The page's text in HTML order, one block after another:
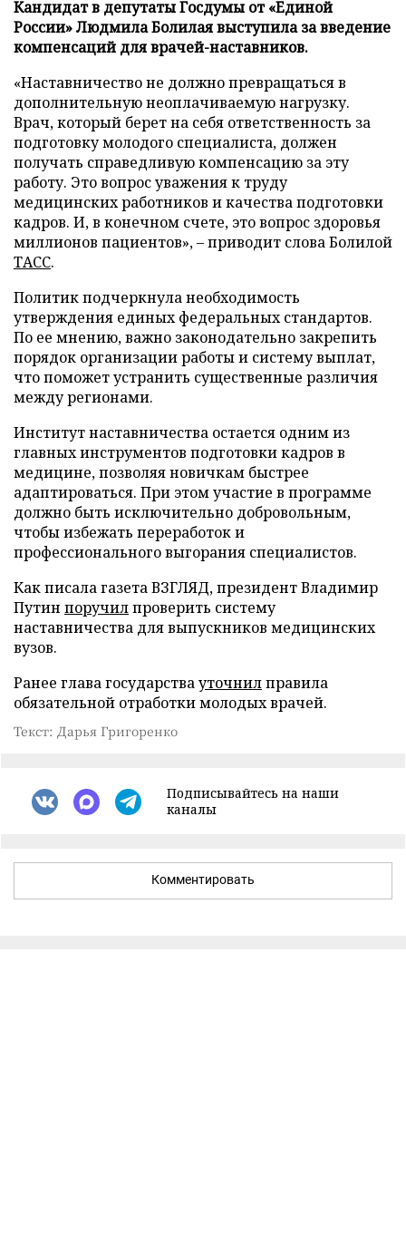
Кандидат в депутаты Госдумы от «Единой
России» Людмила Болилая выступила за введение
компенсаций для врачей-наставников.
«Наставничество не должно превращаться в
дополнительную неоплачиваемую нагрузку.
Врач, который берет на себя ответственность за
подготовку молодого специалиста, должен
получать справедливую компенсацию за эту
работу. Это вопрос уважения к труду
медицинских работников и качества подготовки
кадров. И, в конечном счете, это вопрос здоровья
миллионов пациентов», – приводит слова Болилой
ТАСС.
Политик подчеркнула необходимость
утверждения единых федеральных стандартов.
По ее мнению, важно законодательно закрепить
порядок организации работы и систему выплат,
что поможет устранить существенные различия
между регионами.
Институт наставничества остается одним из
главных инструментов подготовки кадров в
медицине, позволяя новичкам быстрее
адаптироваться. При этом участие в программе
должно быть исключительно добровольным,
чтобы избежать переработок и
профессионального выгорания специалистов.
Как писала газета ВЗГЛЯД, президент Владимир
Путин поручилпроверить систему
наставничества для выпускников медицинских
вузов.
Ранее глава государствауточнилправила
обязательной отработки молодых врачей.
Текст: Дарья Григоренко
Подписывайтесь на наши
каналы
Комментировать